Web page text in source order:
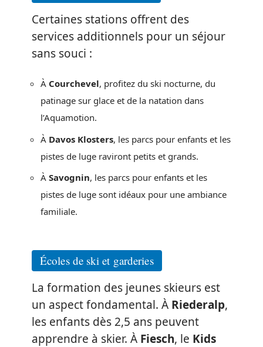
Certaines stations offrent des
services additionnels pour un séjour
sans souci :
À Courchevel, profitez du ski nocturne, du
patinage sur glace et de la natation dans
l’Aquamotion.
À Davos Klosters, les parcs pour enfants et les
pistes de luge raviront petits et grands.
À Savognin, les parcs pour enfants et les
pistes de luge sont idéaux pour une ambiance
familiale.
Écoles de ski et garderies
La formation des jeunes skieurs est
un aspect fondamental. À Riederalp,
les enfants dès 2,5 ans peuvent
apprendre à skier. À Fiesch, le Kids